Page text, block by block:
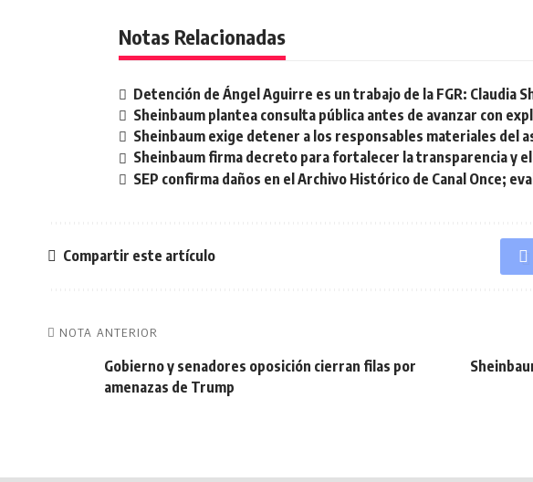
Notas Relacionadas
Detención de Ángel Aguirre es un trabajo de la FGR: Claudia
Sheinbaum plantea consulta pública antes de avanzar con
Sheinbaum exige detener a los responsables materiales del
Sheinbaum firma decreto para fortalecer la transparencia y
SEP confirma daños en el Archivo Histórico de Canal Once;
Compartir este artículo
NOTA ANTERIOR
Gobierno y senadores oposición cierran filas por
amenazas de Trump